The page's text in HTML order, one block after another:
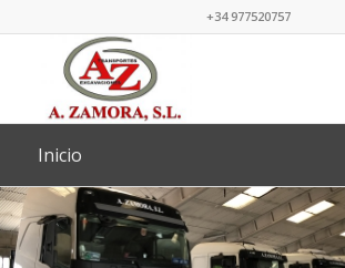
+34 977520757
Inicio